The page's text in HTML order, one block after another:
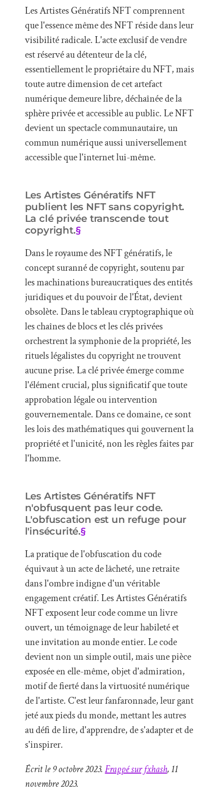
Les Artistes Génératifs NFT comprennent
que l'essence même des NFT réside dans leur
visibilité radicale. L'acte exclusif de vendre
est réservé au détenteur de la clé,
essentiellement le propriétaire du NFT, mais
toute autre dimension de cet artefact
numérique demeure libre, déchaînée de la
sphère privée et accessible au public. Le NFT
devient un spectacle communautaire, un
commun numérique aussi universellement
accessible que l'internet lui-même.
Les Artistes Génératifs NFT
publient les NFT sans copyright.
La clé privée transcende tout
copyright.§
Dans le royaume des NFT génératifs, le
concept suranné de copyright, soutenu par
les machinations bureaucratiques des entités
juridiques et du pouvoir de l'État, devient
obsolète. Dans le tableau cryptographique où
les chaînes de blocs et les clés privées
orchestrent la symphonie de la propriété, les
rituels légalistes du copyright ne trouvent
aucune prise. La clé privée émerge comme
l'élément crucial, plus significatif que toute
approbation légale ou intervention
gouvernementale. Dans ce domaine, ce sont
les lois des mathématiques qui gouvernent la
propriété et l'unicité, non les règles faites par
l'homme.
Les Artistes Génératifs NFT
n'obfusquent pas leur code.
L'obfuscation est un refuge pour
l'insécurité.§
La pratique de l'obfuscation du code
équivaut à un acte de lâcheté, une retraite
dans l'ombre indigne d'un véritable
engagement créatif. Les Artistes Génératifs
NFT exposent leur code comme un livre
ouvert, un témoignage de leur habileté et
une invitation au monde entier. Le code
devient non un simple outil, mais une pièce
exposée en elle-même, objet d'admiration,
motif de fierté dans la virtuosité numérique
de l'artiste. C'est leur fanfaronnade, leur gant
jeté aux pieds du monde, mettant les autres
au défi de lire, d'apprendre, de s'adapter et de
s'inspirer.
Écrit le 9 octobre 2023.Frappé sur fxhash, 11
novembre 2023.